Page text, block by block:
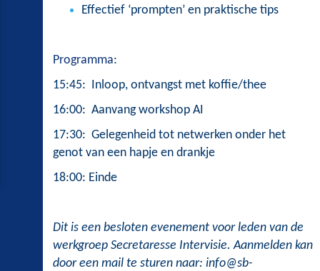
Effectief ‘prompten’ en praktische tips
Programma:
15:45: Inloop, ontvangst met koffie/thee
16:00: Aanvang workshop AI
17:30: Gelegenheid tot netwerken onder het
genot van een hapje en drankje
18:00: Einde
Dit is een besloten evenement voor leden van de
werkgroep Secretaresse Intervisie. Aanmelden kan
door een mail te sturen naar: info@sb-